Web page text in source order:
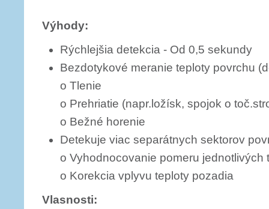
Výhody:
Rýchlejšia detekcia - Od 0,5 sekundy
Bezdotykové meranie teploty povrchu
o Tlenie
o Prehriatie (napr.ložísk, spojok o
o Bežné horenie
Detekuje viac separátnych sektorov
o Vyhodnocovanie pomeru jednotlivých
o Korekcia vplyvu teploty pozadia
Vlasnosti: